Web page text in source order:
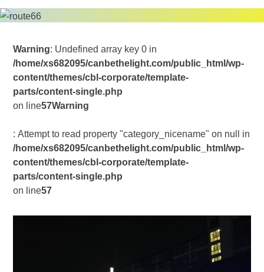
Warning: Undefined array key 0 in
/home/xs682095/canbethelight.com/public_html/wp-
content/themes/cbl-corporate/template-
parts/content-single.php
on line57Warning
: Attempt to read property "category_nicename" on null in
/home/xs682095/canbethelight.com/public_html/wp-
content/themes/cbl-corporate/template-
parts/content-single.php
on line57